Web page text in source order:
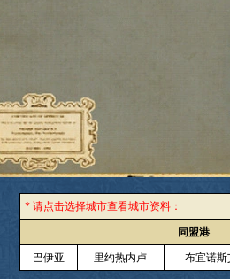
* 请点击选择城市查看城市资料：
同盟港
巴伊亚 里约热内卢 布宜诺